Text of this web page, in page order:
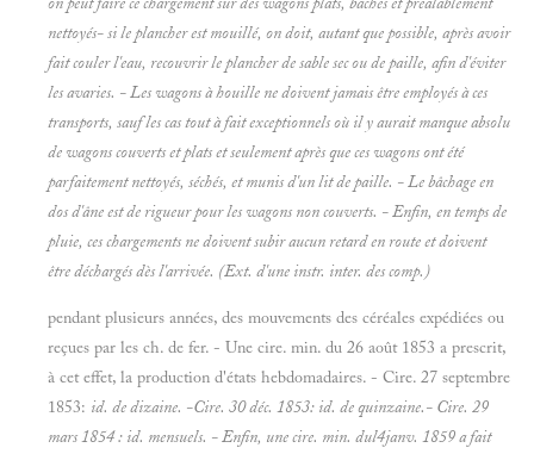
nettoyés- si le plancher est mouillé, on doit, autant que possible, après avoir
fait couler l'eau, recouvrir le plancher de sable sec ou de paille, afin d'éviter
les avaries. - Les wagons à houille ne doivent jamais être employés à ces
transports, sauf les cas tout à fait exceptionnels où il y aurait manque absolu
de wagons couverts et plats et seulement après que ces wagons ont été
parfaitement nettoyés, séchés, et munis d'un lit de paille. - Le bâchage en
dos d'âne est de rigueur pour les wagons non couverts. - Enfin, en temps de
pluie, ces chargements ne doivent subir aucun retard en route et doivent
être déchargés dès l'arrivée. (Ext. d'une instr. inter. des comp.)
pendant plusieurs années, des mouvements des céréales expédiées ou
reçues par les ch. de fer. - Une cire. min. du 26 août 1853 a prescrit,
à cet effet, la production d'états hebdomadaires. - Cire. 27 septembre
1853: id. de dizaine. -Cire. 30 déc. 1853: id. de quinzaine.- Cire. 29
mars 1854 : id. mensuels. - Enfin, une cire. min. dul4janv. 1859 a fait